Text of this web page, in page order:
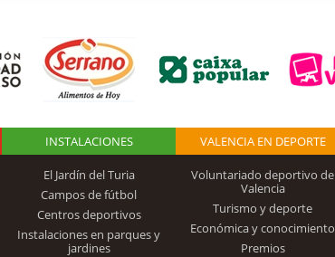
INSTALACIONES
El Jardín del Turia
Campos de fútbol
Centros deportivos
Instalaciones en parques y
jardines
VALENCIA EN DEPORTE
Voluntariado deportivo de
Valencia
Turismo y deporte
Económica y conocimiento
Premios